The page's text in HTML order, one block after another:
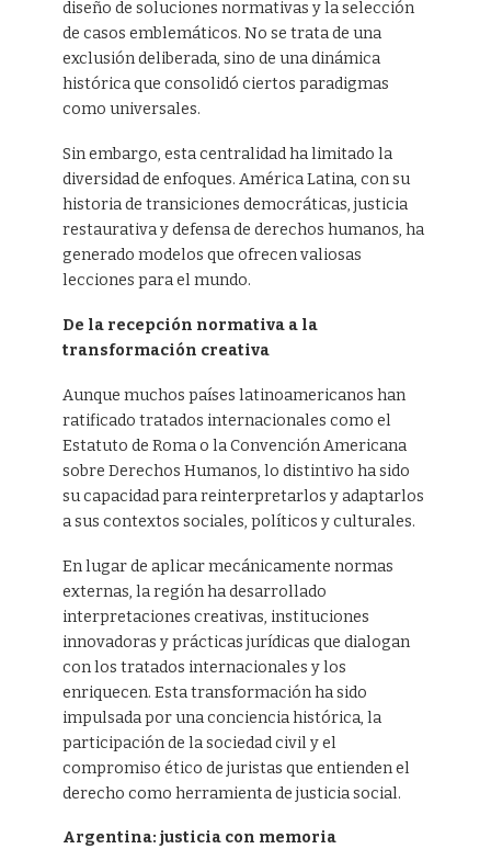
diseño de soluciones normativas y la selección
de casos emblemáticos. No se trata de una
exclusión deliberada, sino de una dinámica
histórica que consolidó ciertos paradigmas
como universales.
Sin embargo, esta centralidad ha limitado la
diversidad de enfoques. América Latina, con su
historia de transiciones democráticas, justicia
restaurativa y defensa de derechos humanos, ha
generado modelos que ofrecen valiosas
lecciones para el mundo.
De la recepción normativa a la
transformación creativa
Aunque muchos países latinoamericanos han
ratificado tratados internacionales como el
Estatuto de Roma o la Convención Americana
sobre Derechos Humanos, lo distintivo ha sido
su capacidad para reinterpretarlos y adaptarlos
a sus contextos sociales, políticos y culturales.
En lugar de aplicar mecánicamente normas
externas, la región ha desarrollado
interpretaciones creativas, instituciones
innovadoras y prácticas jurídicas que dialogan
con los tratados internacionales y los
enriquecen. Esta transformación ha sido
impulsada por una conciencia histórica, la
participación de la sociedad civil y el
compromiso ético de juristas que entienden el
derecho como herramienta de justicia social.
Argentina: justicia con memoria